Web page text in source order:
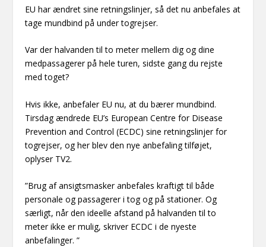
EU har ændret sine retningslinjer, så det nu anbefales at
tage mundbind på under togrejser.
Var der halvanden til to meter mellem dig og dine
medpassagerer på hele turen, sidste gang du rejste
med toget?
Hvis ikke, anbefaler EU nu, at du bærer mundbind.
Tirsdag ændrede EU’s European Centre for Disease
Prevention and Control (ECDC) sineretningslinjerfor
togrejser, og her blev den nye anbefaling tilføjet,
oplyser TV2.
”Brug af ansigtsmasker anbefales kraftigt til både
personale og passagerer i tog og på stationer. Og
særligt, når den ideelle afstand på halvanden til to
meter ikke er mulig, skriver ECDC i de nyeste
anbefalinger. ”